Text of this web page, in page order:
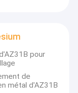
pour
de
métal d'AZ31B